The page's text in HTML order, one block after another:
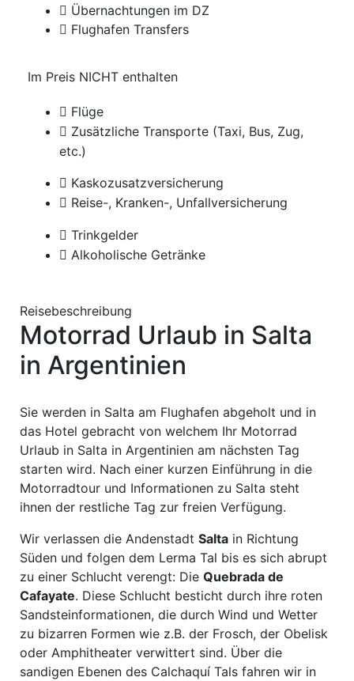
Übernachtungen im DZ
Flughafen Transfers
Im Preis NICHT enthalten
Flüge
Zusätzliche Transporte (Taxi, Bus, Zug,
etc.)
Kaskozusatzversicherung
Reise-, Kranken-, Unfallversicherung
Trinkgelder
Alkoholische Getränke
Reisebeschreibung
Motorrad Urlaub in Salta
in Argentinien
Sie werden in Salta am Flughafen abgeholt und in
das Hotel gebracht von welchem Ihr Motorrad
Urlaub in Salta in Argentinien am nächsten Tag
starten wird. Nach einer kurzen Einführung in die
Motorradtour und Informationen zu Salta steht
ihnen der restliche Tag zur freien Verfügung.
Wir verlassen die Andenstadt Salta in Richtung
Süden und folgen dem Lerma Tal bis es sich abrupt
zu einer Schlucht verengt: Die Quebrada de
Cafayate. Diese Schlucht besticht durch ihre roten
Sandsteinformationen, die durch Wind und Wetter
zu bizarren Formen wie z.B. der Frosch, der Obelisk
oder Amphitheater verwittert sind. Über die
sandigen Ebenen des Calchaquí Tals fahren wir in